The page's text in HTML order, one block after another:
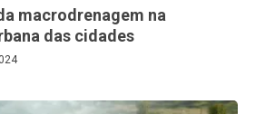
macrodrenagem na
das cidades